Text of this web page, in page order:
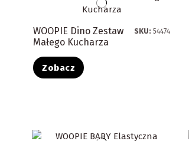
WOOPIE Dino Zestaw
Małego Kucharza
SKU:54474
Zobacz